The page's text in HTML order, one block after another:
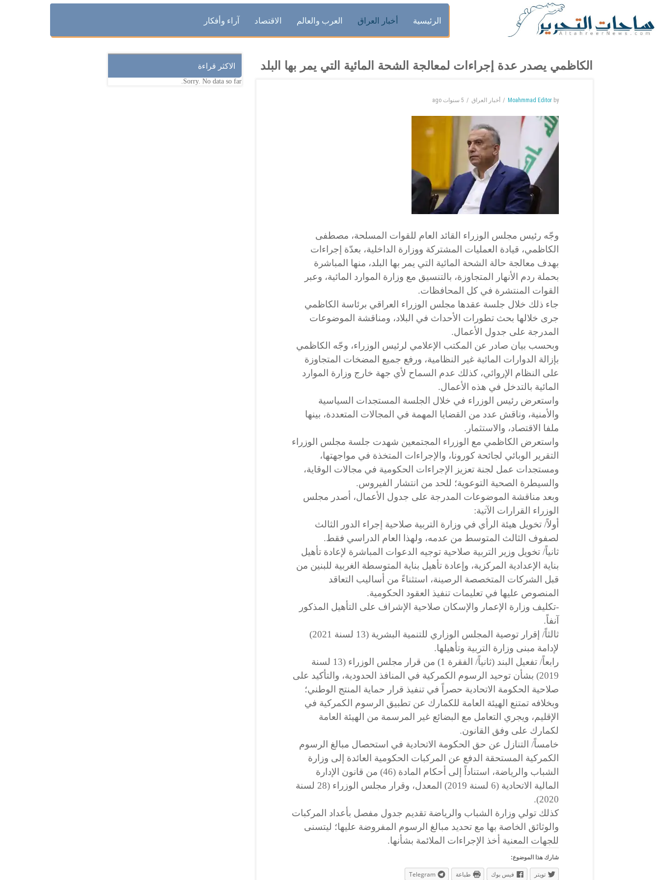
الرئيسية أخبار العراق العرب والعالم الاقتصاد آراء وأفكار
الكاظمي يصدر عدة إجراءات لمعالجة الشحة المائية التي يمر بها البلد
by
Moahmmad Editor أخبار العراق 5 سنوات ago
وجّه رئيس مجلس الوزراء القائد العام للقوات المسلحة، مصطفى
الكاظمي، قيادة العمليات المشتركة ووزارة الداخلية، بعدّة إجراءات
بهدف معالجة حالة الشحة المائية التي يمر بها البلد، منها المباشرة
بحملة ردم الأنهار المتجاوزة، بالتنسيق مع وزارة الموارد المائية، وعبر
القوات المنتشرة في كل المحافظات.
جاء ذلك خلال جلسة عقدها مجلس الوزراء العراقي برئاسة الكاظمي
جرى خلالها بحث تطورات الأحداث في البلاد، ومناقشة الموضوعات
المدرجة على جدول الأعمال.
وبحسب بيان صادر عن المكتب الإعلامي لرئيس الوزراء، وجّه الكاظمي
بإزالة الدوارات المائية غير النظامية، ورفع جميع المضخات المتجاوزة
على النظام الإروائي، كذلك عدم السماح لأي جهة خارج وزارة الموارد
المائية بالتدخل في هذه الأعمال.
واستعرض رئيس الوزراء في خلال الجلسة المستجدات السياسية
والأمنية، وناقش عدد من القضايا المهمة في المجالات المتعددة، بينها
ملفا الاقتصاد، والاستثمار.
واستعرض الكاظمي مع الوزراء المجتمعين شهدت جلسة مجلس الوزراء
التقرير الوبائي لجائحة كورونا، والإجراءات المتخذة في مواجهتها،
ومستجدات عمل لجنة تعزيز الإجراءات الحكومية في مجالات الوقاية،
والسيطرة الصحية التوعوية؛ للحد من انتشار الفيروس.
وبعد مناقشة الموضوعات المدرجة على جدول الأعمال، أصدر مجلس
الوزراء القرارات الآتية:
أولاً/ تخويل هيئة الرأي في وزارة التربية صلاحية إجراء الدور الثالث
لصفوف الثالث المتوسط من عدمه، ولهذا العام الدراسي فقط.
ثانياً/ تخويل وزير التربية صلاحية توجيه الدعوات المباشرة لإعادة تأهيل
بناية الإعدادية المركزية، وإعادة تأهيل بناية المتوسطة الغربية للبنين من
قبل الشركات المتخصصة الرصينة، استثناءً من أساليب التعاقد
المنصوص عليها في تعليمات تنفيذ العقود الحكومية.
-تكليف وزارة الإعمار والإسكان صلاحية الإشراف على التأهيل المذكور
آنفاً.
ثالثاً/ إقرار توصية المجلس الوزاري للتنمية البشرية (13 لسنة 2021)
لإدامة مبنى وزارة التربية وتأهيلها.
رابعاً/ تفعيل البند (ثانياً/ الفقرة 1) من قرار مجلس الوزراء (13 لسنة
2019) بشأن توحيد الرسوم الكمركية في المنافذ الحدودية، والتأكيد على
صلاحية الحكومة الاتحادية حصراً في تنفيذ قرار حماية المنتج الوطني؛
وبخلافه تمتنع الهيئة العامة للكمارك عن تطبيق الرسوم الكمركية في
الإقليم، ويجري التعامل مع البضائع غير المرسمة من الهيئة العامة
لكمارك على وفق القانون.
خامساً/ التنازل عن حق الحكومة الاتحادية في استحصال مبالغ الرسوم
الكمركية المستحقة الدفع عن المركبات الحكومية العائدة إلى وزارة
الشباب والرياضة، استناداً إلى أحكام المادة (46) من قانون الإدارة
المالية الاتحادية (6 لسنة 2019) المعدل، وقرار مجلس الوزراء (28 لسنة
2020).
كذلك تولي وزارة الشباب والرياضة تقديم جدول مفصل بأعداد المركبات
والوثائق الخاصة بها مع تحديد مبالغ الرسوم المفروضة عليها؛ ليتسنى
للجهات المعنية أخذ الإجراءات الملائمة بشأنها.
شارك هذا الموضوع:
تويتر فيس بوك طباعة Telegram
الاكثر قراءة
Sorry. No data so far.